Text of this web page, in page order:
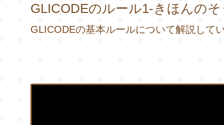
GLICODEのルール1-きほんの
GLICODEの基本ルールについて解説して